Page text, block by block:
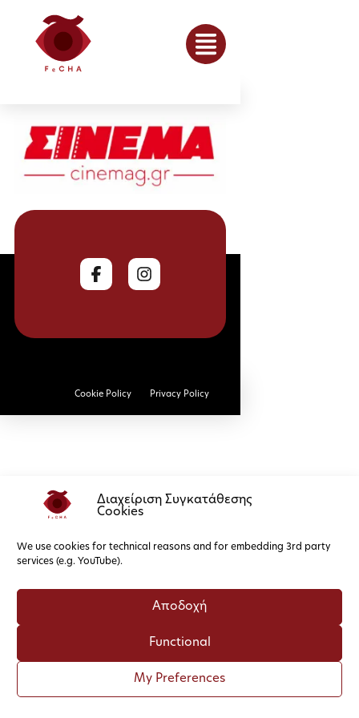
Διαχείριση Συγκατάθεσης
Cookies
We use cookies for technical reasons and for embedding 3rd party
services (e.g. YouTube).
Αποδοχή
Functional
My Preferences
Cookie Policy Privacy Policy